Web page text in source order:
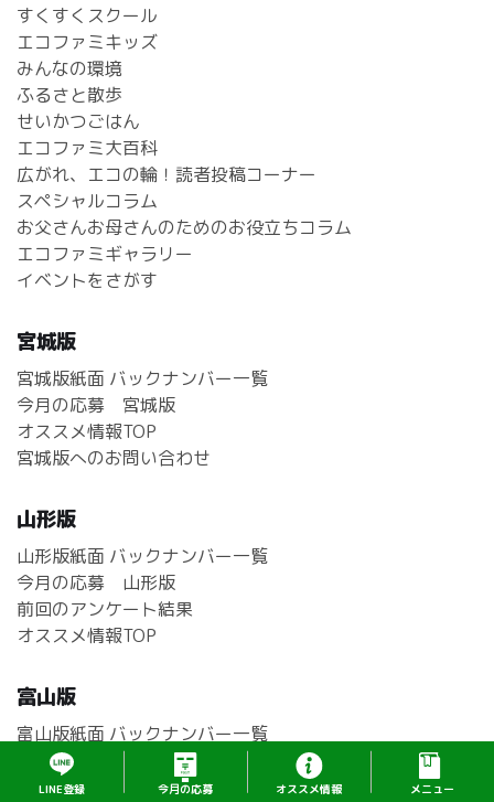
LINE登録 今月の応募 オススメ情報 メニュー
すくすくスクール
エコファミキッズ
みんなの環境
ふるさと散歩
せいかつごはん
エコファミ大百科
広がれ、エコの輪！読者投稿コーナー
スペシャルコラム
お父さんお母さんのためのお役立ちコラム
エコファミギャラリー
イベントをさがす
宮城版
宮城版紙面 バックナンバー一覧
今月の応募 宮城版
オススメ情報TOP
宮城版へのお問い合わせ
山形版
山形版紙面 バックナンバー一覧
今月の応募 山形版
前回のアンケート結果
オススメ情報TOP
富山版
富山版紙面 バックナンバー一覧
今月の応募 富山版
前回のアンケート結果